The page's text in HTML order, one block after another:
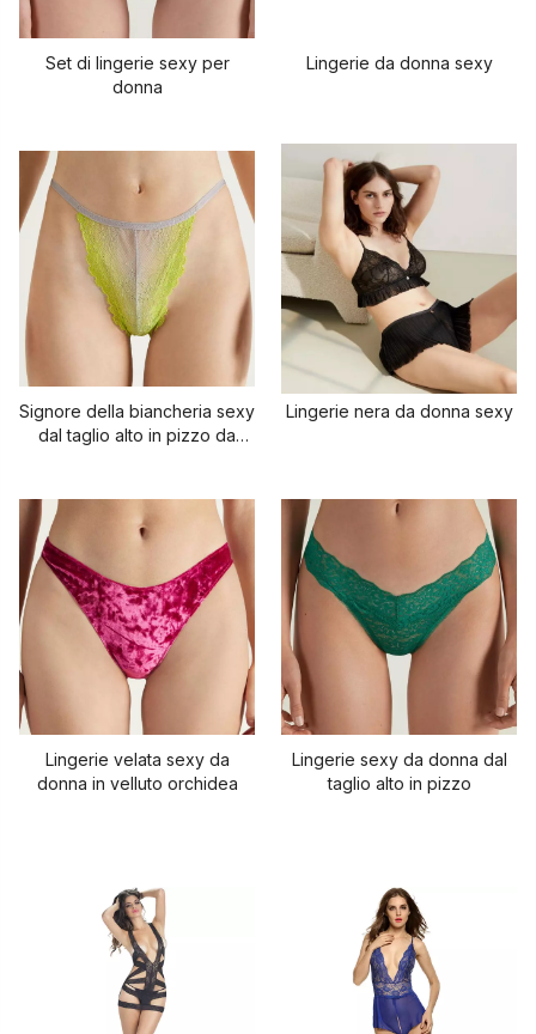
Set di lingerie sexy per
donna
Lingerie da donna sexy
Signore della biancheria sexy
dal taglio alto in pizzo da
Lingerie nera da donna sexy
Lingerie velata sexy da
donna in velluto orchidea
Lingerie sexy da donna dal
taglio alto in pizzo